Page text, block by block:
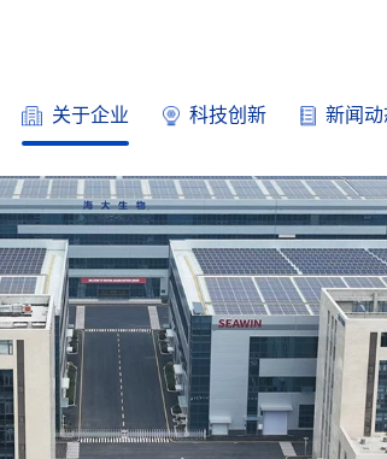
关于企业 科技创新 新闻动